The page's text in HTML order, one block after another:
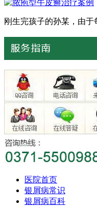
刚生完孩子的孙某，由于
医院首页
银屑病常识
银屑病百科